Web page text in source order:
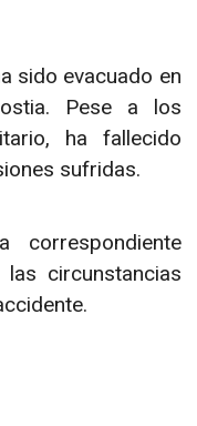
sido evacuado en
Pese a los
ha fallecido
sufridas.
circunstancias